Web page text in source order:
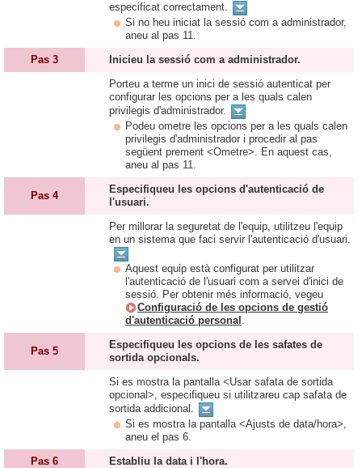
especificat correctament.
Si no heu iniciat la sessió com a administrador,
aneu al pas 11.
Pas 3
Inicieu la sessió com a administrador.
Porteu a terme un inici de sessió autenticat per
configurar les opcions per a les quals calen
privilegis d'administrador.
Podeu ometre les opcions per a les quals calen
privilegis d'administrador i procedir al pas
següent prement <Ometre>. En aquest cas,
aneu al pas 11.
Pas 4
Especifiqueu les opcions d'autenticació de
l'usuari.
Per millorar la seguretat de l'equip, utilitzeu l'equip
en un sistema que faci servir l'autenticació d'usuari.
Aquest equip està configurat per utilitzar
l'autenticació de l'usuari com a servei d'inici de
sessió. Per obtenir més informació, vegeu
Configuració de les opcions de gestió
d'autenticació personal .
Pas 5
Especifiqueu les opcions de les safates de
sortida opcionals.
Si es mostra la pantalla <Usar safata de sortida
opcional>, especifiqueu si utilitzareu cap safata de
sortida addicional.
Si es mostra la pantalla <Ajusts de data/hora>,
aneu el pas 6.
Pas 6
Establiu la data i l'hora.